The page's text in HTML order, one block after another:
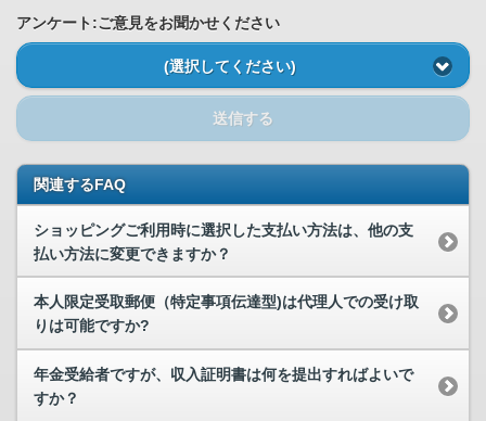
アンケート:ご意見をお聞かせください
(選択してください)
送信する
関連するFAQ
ショッピングご利用時に選択した支払い方法は、他の支
払い方法に変更できますか？
本人限定受取郵便（特定事項伝達型)は代理人での受け取
りは可能ですか?
年金受給者ですが、収入証明書は何を提出すればよいで
すか？